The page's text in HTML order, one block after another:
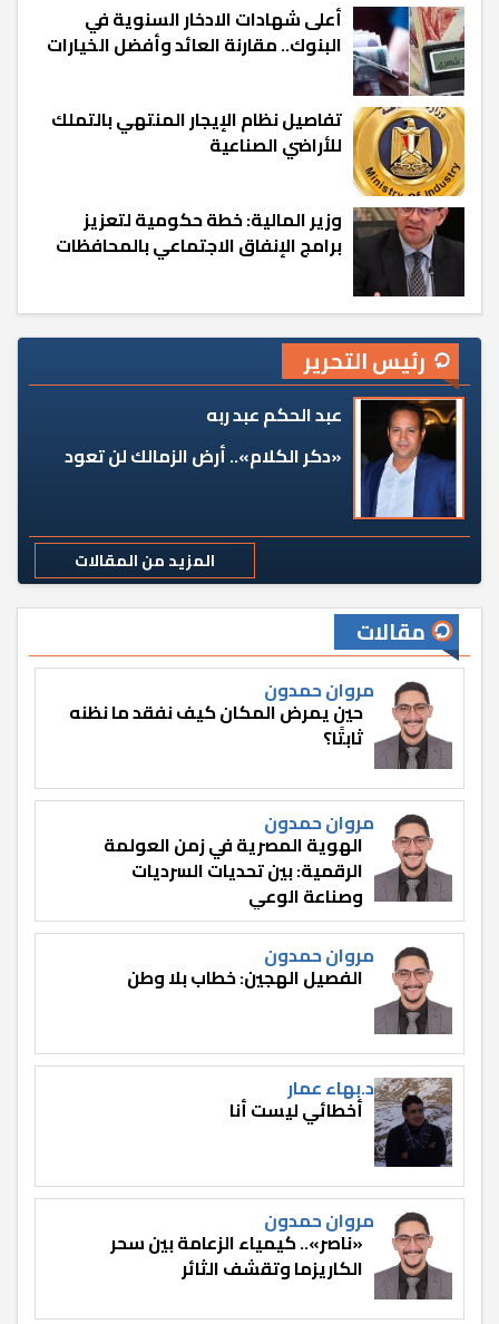
أعلى شهادات الادخار السنوية في
البنوك.. مقارنة العائد وأفضل الخيارات
تفاصيل نظام الإيجار المنتهي بالتملك
للأراضي الصناعية
وزير المالية: خطة حكومية لتعزيز
برامج الإنفاق الاجتماعي بالمحافظات
رئيس التحرير
عبد الحكم عبد ربه
«دكر الكلام».. أرض الزمالك لن تعود
المزيد من المقالات
مقالات
مروان حمدون
حين يمرض المكان كيف نفقد ما نظنه
ثابتًا؟
مروان حمدون
الهوية المصرية في زمن العولمة
الرقمية: بين تحديات السرديات
وصناعة الوعي
مروان حمدون
الفصيل الهجين: خطاب بلا وطن
د.بهاء عمار
أخطائي ليست أنا
مروان حمدون
«ناصر».. كيمياء الزعامة بين سحر
الكاريزما وتقشف الثائر